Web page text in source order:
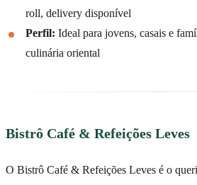
roll, delivery disponível
Perfil: Ideal para jovens, casais e
culinária oriental
Bistrô Café & Refeições Leves
O Bistrô Café & Refeições Leves é o